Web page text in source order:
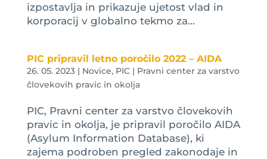
izpostavlja in prikazuje ujetost vlad in
korporacij v globalno tekmo za...
PIC pripravil letno poročilo 2022 – AIDA
26. 05. 2023| Novice, PIC | Pravni center za varstvo
človekovih pravic in okolja
PIC, Pravni center za varstvo človekovih
pravic in okolja, je pripravil poročilo AIDA
(Asylum Information Database), ki
zajema podroben pregled zakonodaje in